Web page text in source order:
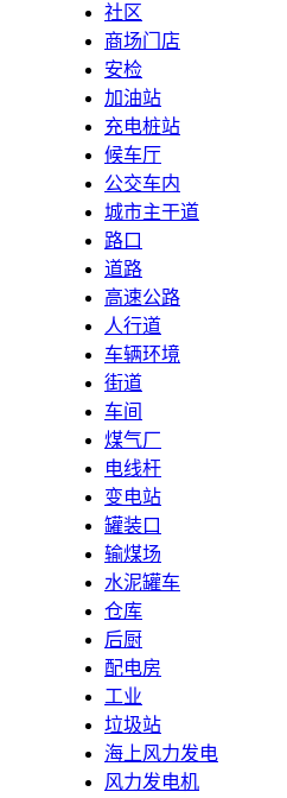
社区
商场门店
安检
加油站
充电桩站
候车厅
公交车内
城市主干道
路口
道路
高速公路
人行道
车辆环境
街道
车间
煤气厂
电线杆
变电站
罐装口
输煤场
水泥罐车
仓库
后厨
配电房
工业
垃圾站
海上风力发电
风力发电机